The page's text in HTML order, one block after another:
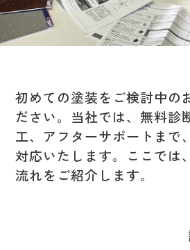
初めての塗装をご検討中の
ださい。当社では、無料診
工、アフターサポートまで
対応いたします。ここでは
流れをご紹介します。